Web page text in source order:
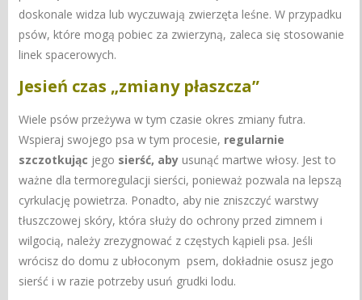
doskonale widza lub wyczuwają zwierzęta leśne. W przypadku
psów, które mogą pobiec za zwierzyną, zaleca się stosowanie
linek spacerowych.
Jesień czas „zmiany płaszcza”
Wiele psów przeżywa w tym czasie okres zmiany futra.
Wspieraj swojego psa w tym procesie, regularnie
szczotkując jego sierść, aby usunąć martwe włosy. Jest to
ważne dla termoregulacji sierści, ponieważ pozwala na lepszą
cyrkulację powietrza. Ponadto, aby nie zniszczyć warstwy
tłuszczowej skóry, która służy do ochrony przed zimnem i
wilgocią, należy zrezygnować z częstych kąpieli psa. Jeśli
wrócisz do domu z ubłoconym psem, dokładnie osusz jego
sierść i w razie potrzeby usuń grudki lodu.